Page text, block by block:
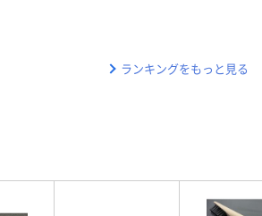
ランキングをもっと見る